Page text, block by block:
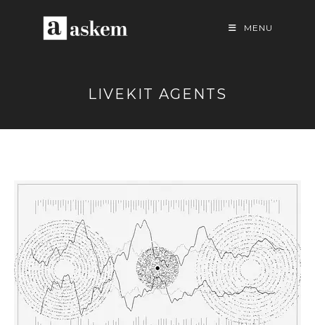
MENU
LIVEKIT AGENTS